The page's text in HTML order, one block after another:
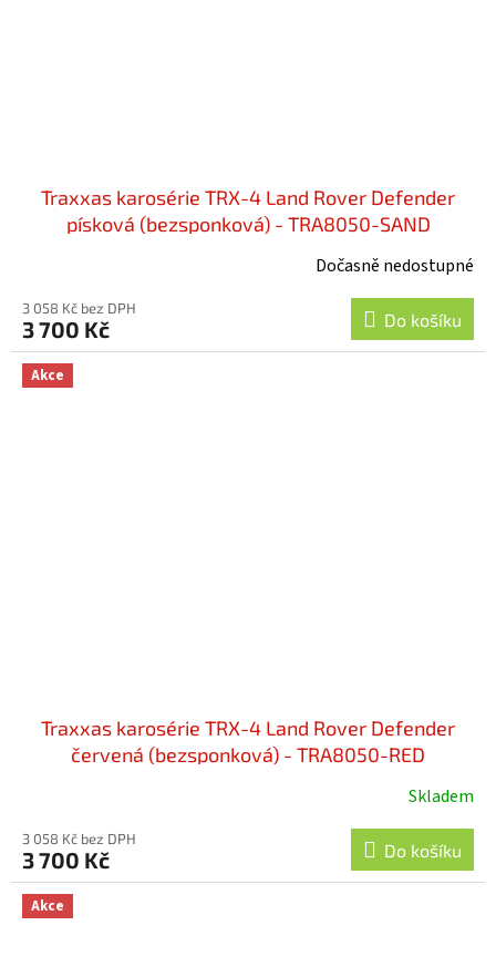
Traxxas karosérie TRX-4 Land Rover Defender
písková (bezsponková) - TRA8050-SAND
Dočasně nedostupné
3 058 Kč bez DPH
3 700 Kč Do košíku
Akce
Traxxas karosérie TRX-4 Land Rover Defender
červená (bezsponková) - TRA8050-RED
Skladem
3 058 Kč bez DPH
3 700 Kč Do košíku
Akce